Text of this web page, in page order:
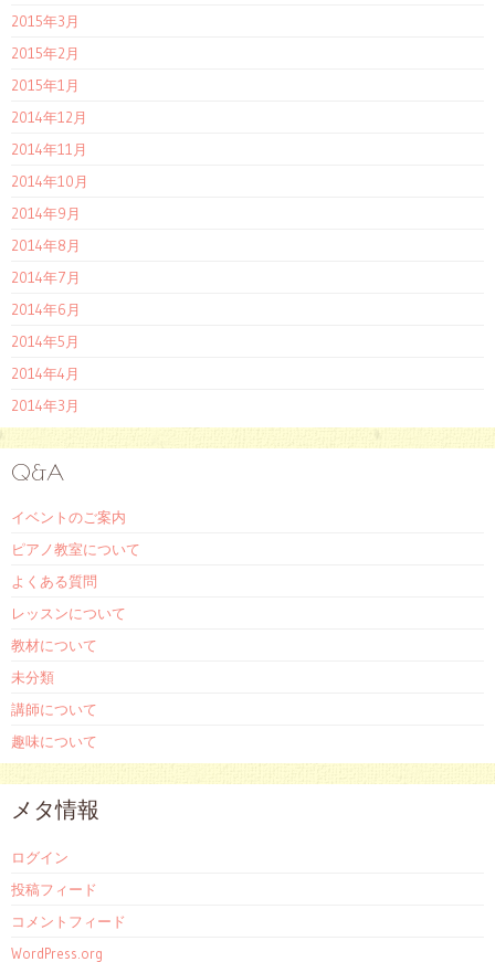
2015年3月
2015年2月
2015年1月
2014年12月
2014年11月
2014年10月
2014年9月
2014年8月
2014年7月
2014年6月
2014年5月
2014年4月
2014年3月
Q&A
イベントのご案内
ピアノ教室について
よくある質問
レッスンについて
教材について
未分類
講師について
趣味について
メタ情報
ログイン
投稿フィード
コメントフィード
WordPress.org